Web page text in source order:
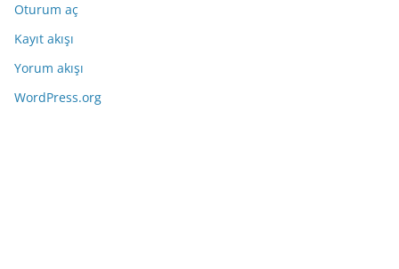
Oturum aç
Kayıt akışı
Yorum akışı
WordPress.org